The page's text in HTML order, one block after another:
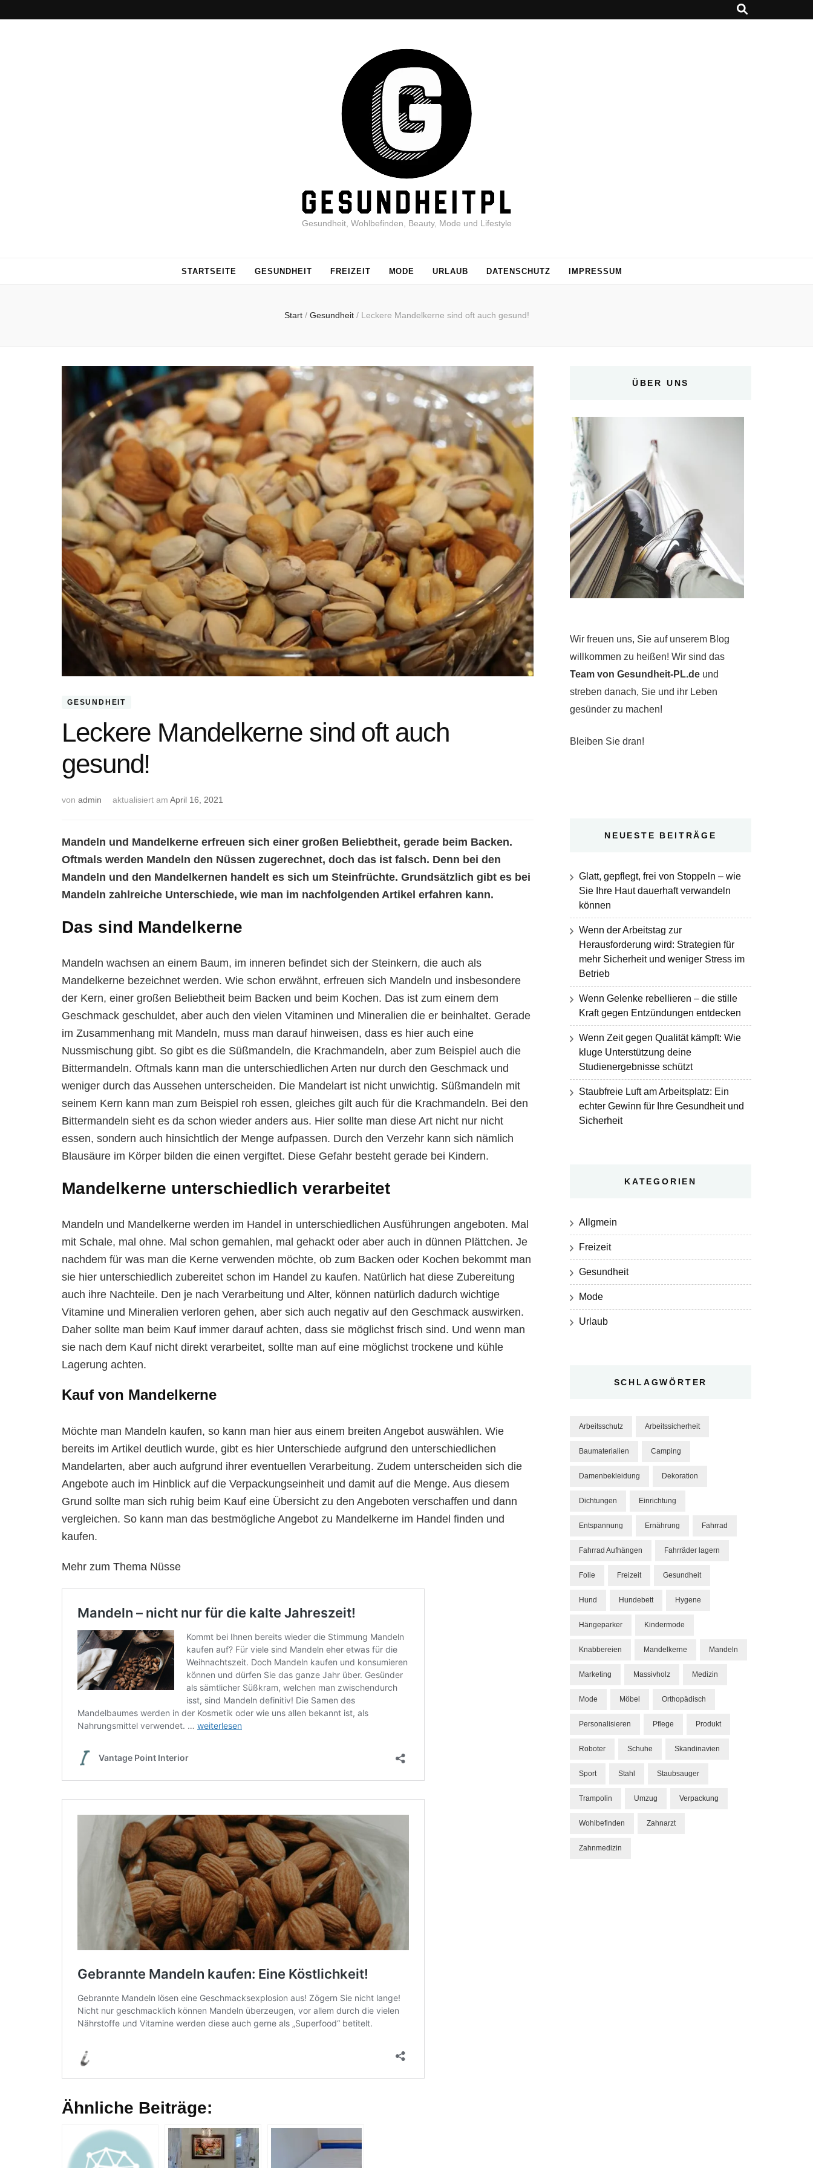
Gesundheit, Wohlbefinden, Beauty, Mode und Lifestyle
STARTSEITE GESUNDHEIT FREIZEIT MODE URLAUB DATENSCHUTZ IMPRESSUM
Start / Gesundheit / Leckere Mandelkerne sind oft auch gesund!
GESUNDHEIT
Leckere Mandelkerne sind oft auch
gesund!
von admin aktualisiert am April 16, 2021
Mandeln und Mandelkerne erfreuen sich einer großen Beliebtheit, gerade beim Backen.
Oftmals werden Mandeln den Nüssen zugerechnet, doch das ist falsch. Denn bei den
Mandeln und den Mandelkernen handelt es sich um Steinfrüchte. Grundsätzlich gibt es bei
Mandeln zahlreiche Unterschiede, wie man im nachfolgenden Artikel erfahren kann.
Das sind Mandelkerne
Mandeln wachsen an einem Baum, im inneren befindet sich der Steinkern, die auch als
Mandelkerne bezeichnet werden. Wie schon erwähnt, erfreuen sich Mandeln und insbesondere
der Kern, einer großen Beliebtheit beim Backen und beim Kochen. Das ist zum einem dem
Geschmack geschuldet, aber auch den vielen Vitaminen und Mineralien die er beinhaltet. Gerade
im Zusammenhang mit Mandeln, muss man darauf hinweisen, dass es hier auch eine
Nussmischung gibt. So gibt es die Süßmandeln, die Krachmandeln, aber zum Beispiel auch die
Bittermandeln. Oftmals kann man die unterschiedlichen Arten nur durch den Geschmack und
weniger durch das Aussehen unterscheiden. Die Mandelart ist nicht unwichtig. Süßmandeln mit
seinem Kern kann man zum Beispiel roh essen, gleiches gilt auch für die Krachmandeln. Bei den
Bittermandeln sieht es da schon wieder anders aus. Hier sollte man diese Art nicht nur nicht
essen, sondern auch hinsichtlich der Menge aufpassen. Durch den Verzehr kann sich nämlich
Blausäure im Körper bilden die einen vergiftet. Diese Gefahr besteht gerade bei Kindern.
Mandelkerne unterschiedlich verarbeitet
Mandeln und Mandelkerne werden im Handel in unterschiedlichen Ausführungen angeboten. Mal
mit Schale, mal ohne. Mal schon gemahlen, mal gehackt oder aber auch in dünnen Plättchen. Je
nachdem für was man die Kerne verwenden möchte, ob zum Backen oder Kochen bekommt man
sie hier unterschiedlich zubereitet schon im Handel zu kaufen. Natürlich hat diese Zubereitung
auch ihre Nachteile. Den je nach Verarbeitung und Alter, können natürlich dadurch wichtige
Vitamine und Mineralien verloren gehen, aber sich auch negativ auf den Geschmack auswirken.
Daher sollte man beim Kauf immer darauf achten, dass sie möglichst frisch sind. Und wenn man
sie nach dem Kauf nicht direkt verarbeitet, sollte man auf eine möglichst trockene und kühle
Lagerung achten.
Kauf von Mandelkerne
Möchte man Mandeln kaufen, so kann man hier aus einem breiten Angebot auswählen. Wie
bereits im Artikel deutlich wurde, gibt es hier Unterschiede aufgrund den unterschiedlichen
Mandelarten, aber auch aufgrund ihrer eventuellen Verarbeitung. Zudem unterscheiden sich die
Angebote auch im Hinblick auf die Verpackungseinheit und damit auf die Menge. Aus diesem
Grund sollte man sich ruhig beim Kauf eine Übersicht zu den Angeboten verschaffen und dann
vergleichen. So kann man das bestmögliche Angebot zu Mandelkerne im Handel finden und
kaufen.
Mehr zum Thema Nüsse
Ähnliche Beiträge:
ÜBER UNS
Wir freuen uns, Sie auf unserem Blog
willkommen zu heißen! Wir sind das
Team von Gesundheit-PL.de und
streben danach, Sie und ihr Leben
gesünder zu machen!
Bleiben Sie dran!
NEUESTE BEITRÄGE
Glatt, gepflegt, frei von Stoppeln – wie
Sie Ihre Haut dauerhaft verwandeln
können
Wenn der Arbeitstag zur
Herausforderung wird: Strategien für
mehr Sicherheit und weniger Stress im
Betrieb
Wenn Gelenke rebellieren – die stille
Kraft gegen Entzündungen entdecken
Wenn Zeit gegen Qualität kämpft: Wie
kluge Unterstützung deine
Studienergebnisse schützt
Staubfreie Luft am Arbeitsplatz: Ein
echter Gewinn für Ihre Gesundheit und
Sicherheit
KATEGORIEN
Allgmein
Freizeit
Gesundheit
Mode
Urlaub
SCHLAGWÖRTER
Arbeitsschutz Arbeitssicherheit
Baumaterialien Camping
Damenbekleidung Dekoration
Dichtungen Einrichtung
Entspannung Ernährung Fahrrad
Fahrrad Aufhängen Fahrräder lagern
Folie Freizeit Gesundheit
Hund Hundebett Hygene
Hängeparker Kindermode
Knabbereien Mandelkerne Mandeln
Marketing Massivholz Medizin
Mode Möbel Orthopädisch
Personalisieren Pflege Produkt
Roboter Schuhe Skandinavien
Sport Stahl Staubsauger
Trampolin Umzug Verpackung
Wohlbefinden Zahnarzt
Zahnmedizin